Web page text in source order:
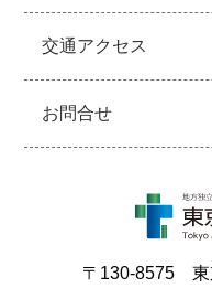
交通アクセス
お問合せ
〒130-8575 東